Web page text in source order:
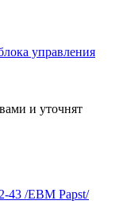
управления
и уточнят
43 /EBM Papst/